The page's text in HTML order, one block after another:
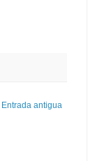
Entrada antigua